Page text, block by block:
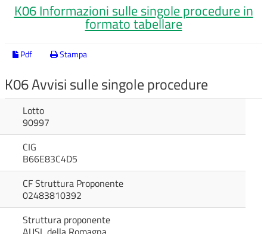
K06 Informazioni sulle singole procedure in
formato tabellare
Pdf Stampa
K06 Avvisi sulle singole procedure
Lotto
90997
CIG
B66E83C4D5
CF Struttura Proponente
02483810392
Struttura proponente